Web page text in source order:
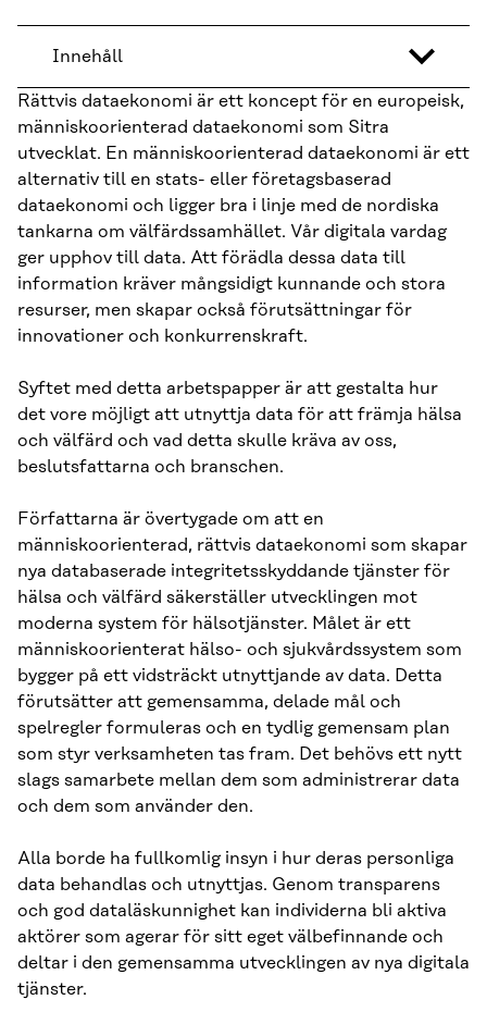
Innehåll
Rättvis dataekonomi är ett koncept för en europeisk,
människoorienterad dataekonomi som Sitra
utvecklat. En människoorienterad dataekonomi är ett
alternativ till en stats- eller företagsbaserad
dataekonomi och ligger bra i linje med de nordiska
tankarna om välfärdssamhället. Vår digitala vardag
ger upphov till data. Att förädla dessa data till
information kräver mångsidigt kunnande och stora
resurser, men skapar också förutsättningar för
innovationer och konkurrenskraft.
Syftet med detta arbetspapper är att gestalta hur
det vore möjligt att utnyttja data för att främja hälsa
och välfärd och vad detta skulle kräva av oss,
beslutsfattarna och branschen.
Författarna är övertygade om att en
människoorienterad, rättvis dataekonomi som skapar
nya databaserade integritetsskyddande tjänster för
hälsa och välfärd säkerställer utvecklingen mot
moderna system för hälsotjänster. Målet är ett
människoorienterat hälso- och sjukvårdssystem som
bygger på ett vidsträckt utnyttjande av data. Detta
förutsätter att gemensamma, delade mål och
spelregler formuleras och en tydlig gemensam plan
som styr verksamheten tas fram. Det behövs ett nytt
slags samarbete mellan dem som administrerar data
och dem som använder den.
Alla borde ha fullkomlig insyn i hur deras personliga
data behandlas och utnyttjas. Genom transparens
och god dataläskunnighet kan individerna bli aktiva
aktörer som agerar för sitt eget välbefinnande och
deltar i den gemensamma utvecklingen av nya digitala
tjänster.